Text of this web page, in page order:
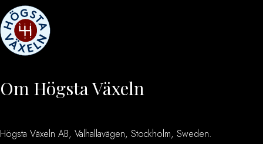
Om Högsta Växeln
Högsta Växeln AB, Valhallavägen, Stockholm, Sweden.